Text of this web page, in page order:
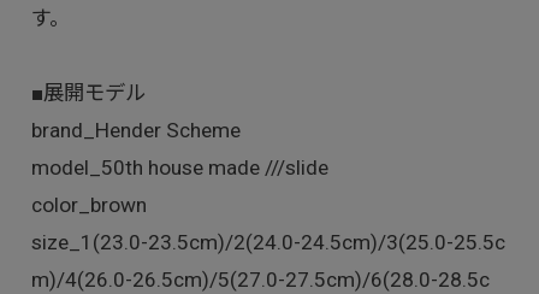
す。
■展開モデル
brand_Hender Scheme
model_50th house made ///slide
color_brown
size_1(23.0-23.5cm)/2(24.0-24.5cm)/3(25.0-25.5c
m)/4(26.0-26.5cm)/5(27.0-27.5cm)/6(28.0-28.5c